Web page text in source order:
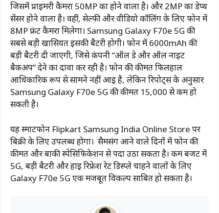
जिसमें प्राइमरी कैमरा 50MP का होने वाला है। और 2MP का डेप्थ
सेंसर होने वाला है। वहीं, सेल्फी और वीडियो कॉलिंग के लिए फोन में
8MP फ्रंट कैमरा मिलेगा। Samsung Galaxy F70e 5G की
सबसे बड़ी खासियत इसकी बैटरी होगी। फोन में 6000mAh की
बड़ी बैटरी दी जाएगी, जिसे कंपनी “ऑल डे और ऑल नाइट
बैकअप” देने का दावा कर रही है। फोन की कीमत फिलहाल
आधिकारिक रूप से सामने नहीं आई है, लेकिन रिपोर्ट्स के अनुसार
Samsung Galaxy F70e 5G की कीमत ₹15,000 से कम हो
सकती है।
यह स्मार्टफोन Flipkart Samsung India Online Store पर
बिक्री के लिए उपलब्ध होगा। सैमसंग आने वाले दिनों में फोन की
कीमत और बाकी स्पेसिफिकेशन से पर्दा उठा सकता है। कम बजट में
5G, बड़ी बैटरी और हाई रिफ्रेश रेट डिस्प्ले चाहने वालों के लिए
Galaxy F70e 5G एक मजबूत विकल्प साबित हो सकता है।